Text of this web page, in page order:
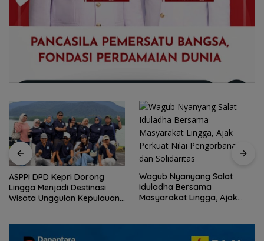
ASPPI DPD Kepri Dorong
Lingga Menjadi Destinasi
Wisata Unggulan Kepulauan
Wagub Nyanyang Salat
Iduladha Bersama
Masyarakat Lingga, Ajak